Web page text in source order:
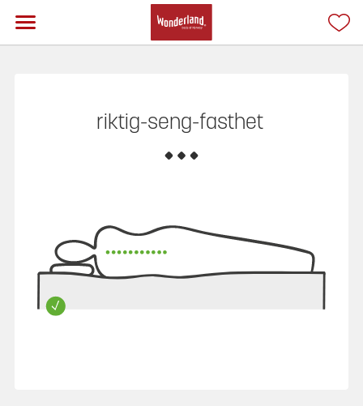
riktig-seng-fasthet